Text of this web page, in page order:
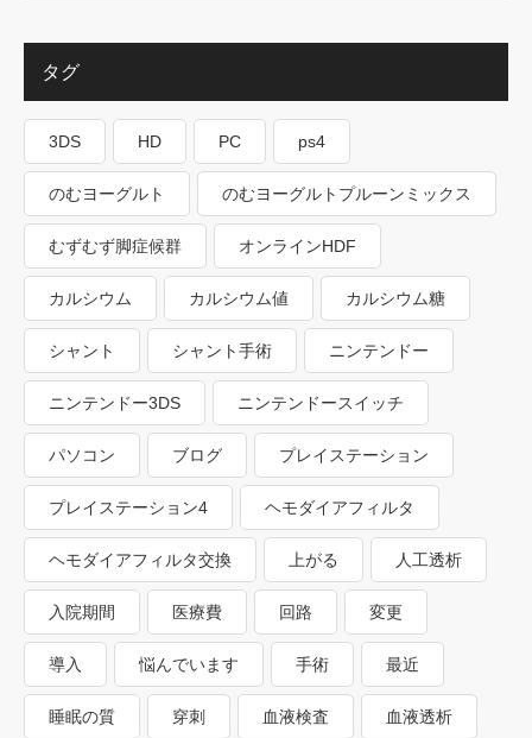
タグ
3DS HD PC ps4
のむヨーグルト のむヨーグルトプルーンミックス
むずむず脚症候群 オンラインHDF
カルシウム カルシウム値 カルシウム糖
シャント シャント手術 ニンテンドー
ニンテンドー3DS ニンテンドースイッチ
パソコン ブログ プレイステーション
プレイステーション4 ヘモダイアフィルタ
ヘモダイアフィルタ交換 上がる 人工透析
入院期間 医療費 回路 変更
導入 悩んでいます 手術 最近
睡眠の質 穿刺 血液検査 血液透析